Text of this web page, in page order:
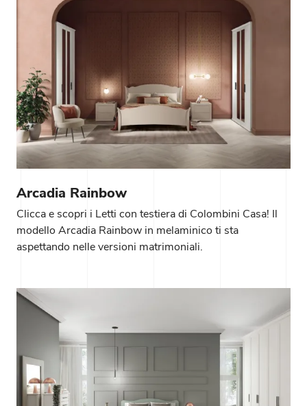
Arcadia Rainbow
Clicca e scopri i Letti con testiera di Colombini Casa! Il
modello Arcadia Rainbow in melaminico ti sta
aspettando nelle versioni matrimoniali.